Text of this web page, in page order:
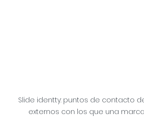
Slide identty: puntos de contacto
externos con los que una